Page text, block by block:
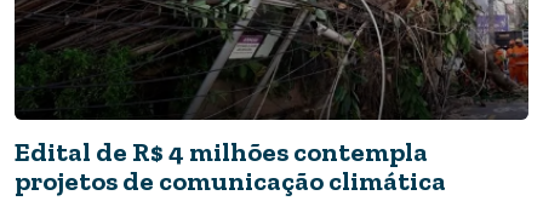
Edital de R$ 4 milhões contempla
projetos de comunicação climática